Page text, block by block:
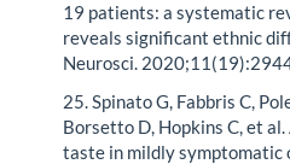
19 patients: a systematic
reveals significant ethnic
Neurosci.
25. Spinato G, Fabbris C,
Borsetto D, Hopkins C, et
taste in mildly symptomatic